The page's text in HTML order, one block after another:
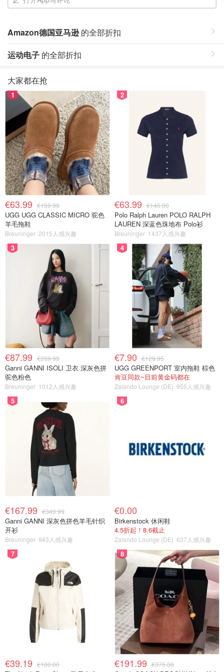
Amazon德国亚马逊的全部折扣
运动电子 的全部折扣
大家都在抢
1
€63.99 €159.99
UGG UGG CLASSIC MICRO 驼色
羊毛拖鞋
Breuninger 2015人感兴趣
2
€63.99 €145.00
Polo Ralph Lauren POLO RALPH
LAUREN 深蓝色珠地布 Polo衫
Breuninger 1437人感兴趣
3
€87.99 €269.99
Ganni GANNI ISOLI 卫衣 深灰色拼
驼色粉色
Breuninger 1012人感兴趣
4
€7.90 €129.95
UGG GREENPORT 室内拖鞋 棕色
肯豆同款~目前黄金码都在
Zalando Lounge (DE) 955人感兴趣
5
€167.99 €349.99
Ganni GANNI 深灰色拼色羊毛针织
开衫
Breuninger 943人感兴趣
6
€0.00
Birkenstock 休闲鞋
4.5折起！8.6截止
Zalando Lounge (DE) 637人感兴趣
7
€39.19 €100.00
8
€191.99 €375.00